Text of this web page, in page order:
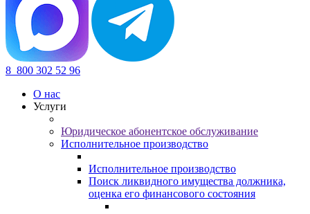
8 800 302 52 96
О нас
Услуги
Юридическое абонентское обслуживание
Исполнительное производство
Исполнительное производство
Поиск ликвидного имущества должника,
оценка его финансового состояния